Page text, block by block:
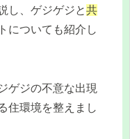
し、ゲジゲジと共
についても紹介し
ゲジの不意な出現
住環境を整えまし